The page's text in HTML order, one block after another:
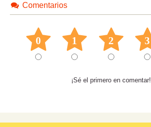
Comentarios
0 1 2 3
¡Sé el primero en comentar!